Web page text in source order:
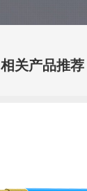
相关产品推荐